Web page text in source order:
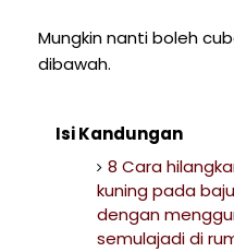
Mungkin nanti boleh
dibawah.
Isi Kandungan
8 Cara
kuning pada
dengan
semulajadi di